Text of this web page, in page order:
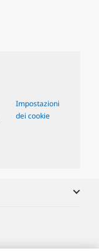
Impostazioni
dei cookie